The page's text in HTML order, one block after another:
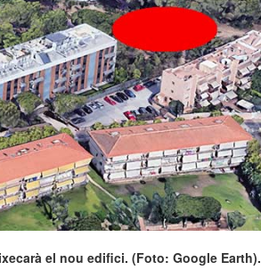
el nou edifici. (Foto: Google Earth).